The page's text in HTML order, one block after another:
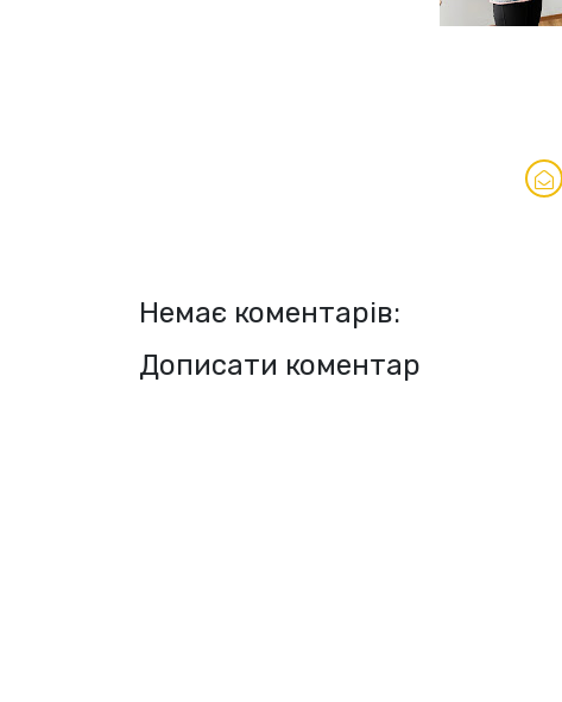
Немає коментарів:
Дописати коментар